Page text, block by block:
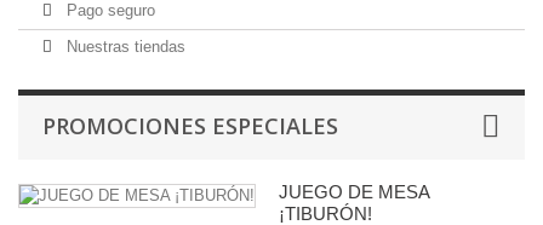
Pago seguro
Nuestras tiendas
PROMOCIONES ESPECIALES
JUEGO DE MESA
¡TIBURÓN!